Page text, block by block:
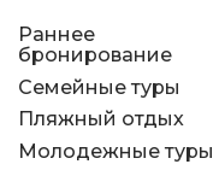
Раннее
бронирование
Семейные туры
Пляжный отдых
Молодежные туры